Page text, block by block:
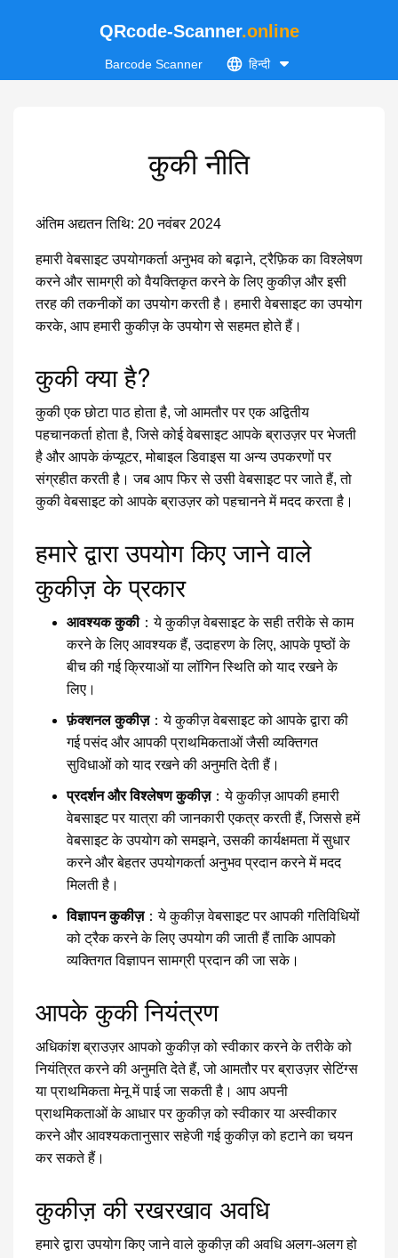
QRcode-Scanner.online
Barcode Scanner हिन्दी
कुकी नीति
अंतिम अद्यतन तिथि: 20 नवंबर 2024
हमारी वेबसाइट उपयोगकर्ता अनुभव को बढ़ाने, ट्रैफ़िक का विश्लेषण
करने और सामग्री को वैयक्तिकृत करने के लिए कुकीज़ और इसी
तरह की तकनीकों का उपयोग करती है। हमारी वेबसाइट का उपयोग
करके, आप हमारी कुकीज़ के उपयोग से सहमत होते हैं।
कुकी क्या है?
कुकी एक छोटा पाठ होता है, जो आमतौर पर एक अद्वितीय
पहचानकर्ता होता है, जिसे कोई वेबसाइट आपके ब्राउज़र पर भेजती
है और आपके कंप्यूटर, मोबाइल डिवाइस या अन्य उपकरणों पर
संग्रहीत करती है। जब आप फिर से उसी वेबसाइट पर जाते हैं, तो
कुकी वेबसाइट को आपके ब्राउज़र को पहचानने में मदद करता है।
हमारे द्वारा उपयोग किए जाने वाले
कुकीज़ के प्रकार
आवश्यक कुकी：ये कुकीज़ वेबसाइट के सही तरीके से काम
करने के लिए आवश्यक हैं, उदाहरण के लिए, आपके पृष्ठों के
बीच की गई क्रियाओं या लॉगिन स्थिति को याद रखने के
लिए।
फ़ंक्शनल कुकीज़：ये कुकीज़ वेबसाइट को आपके द्वारा की
गई पसंद और आपकी प्राथमिकताओं जैसी व्यक्तिगत
सुविधाओं को याद रखने की अनुमति देती हैं।
प्रदर्शन और विश्लेषण कुकीज़：ये कुकीज़ आपकी हमारी
वेबसाइट पर यात्रा की जानकारी एकत्र करती हैं, जिससे हमें
वेबसाइट के उपयोग को समझने, उसकी कार्यक्षमता में सुधार
करने और बेहतर उपयोगकर्ता अनुभव प्रदान करने में मदद
मिलती है।
विज्ञापन कुकीज़：ये कुकीज़ वेबसाइट पर आपकी गतिविधियों
को ट्रैक करने के लिए उपयोग की जाती हैं ताकि आपको
व्यक्तिगत विज्ञापन सामग्री प्रदान की जा सके।
आपके कुकी नियंत्रण
अधिकांश ब्राउज़र आपको कुकीज़ को स्वीकार करने के तरीके को
नियंत्रित करने की अनुमति देते हैं, जो आमतौर पर ब्राउज़र सेटिंग्स
या प्राथमिकता मेनू में पाई जा सकती है। आप अपनी
प्राथमिकताओं के आधार पर कुकीज़ को स्वीकार या अस्वीकार
करने और आवश्यकतानुसार सहेजी गई कुकीज़ को हटाने का चयन
कर सकते हैं।
कुकीज़ की रखरखाव अवधि
हमारे द्वारा उपयोग किए जाने वाले कुकीज़ की अवधि अलग-अलग हो